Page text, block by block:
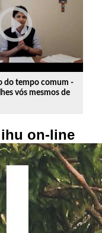
do tempo comum -
vós mesmos de
on-line